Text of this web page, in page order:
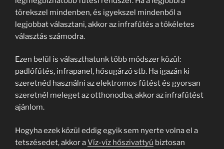
törekszel mindenben, és igyekszel mindenből a
legjobbat választani, akkor az infrafűtés a tökéletes
választás számodra.
Ezen belül is választhatunk több módszer közül:
padlófűtés, infrapanel, hősugárzó stb. Ha igazán ki
szeretnéd használni az elektromos fűtést és gyorsan
szeretnél meleget az otthonodba, akkor az infrafűtést
ajánlom.
Hogyha ezek közül eddig egyik sem nyerte volna el a
tetszésedet, akkor aVíz-víz hőszivattyú biztosan